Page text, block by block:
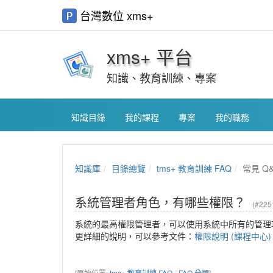
台灣數位 xms+
xms+ 平台
知識、教育訓練、專案
知識目錄 我的課程 專案 我的職務
知識庫 目錄總覽 tms+ 教育訓練 FAQ 常見
系統管理者角色，有哪些權限？
系統的最高權限管理者，可以使用系統中所有的管理
更詳細的說明，可以參考文件： 權限說明 (課程中心)